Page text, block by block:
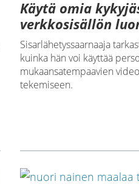
Käytä omia
verkkosisällön
Sisarlähetyssaarnaaja
kuinka hän voi käyttää
mukaansatempaavien
tekemiseen.